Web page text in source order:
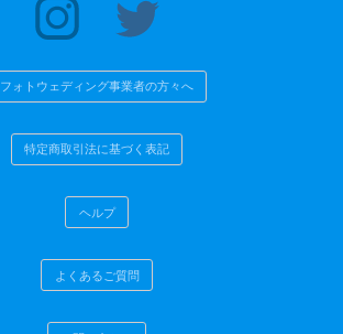
フォトウェディング事業者の方々へ
特定商取引法に基づく表記
ヘルプ
よくあるご質問